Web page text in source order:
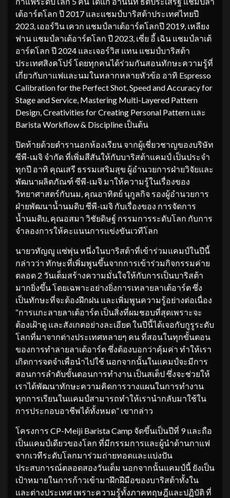
เต้อาร์ตโลก ปี 2017 และแชมป์บาริสต้าประเทศไทยปี
2023, เออร์วิน เควก แชมป์ลาเต้อาร์ตโลกปี 2019, เหลียง
ฟาน แชมป์ลาเต้อาร์ตโลก ปี 2023, เซี่ย อี้ เฉิน แชมป์ลาเต้
อาร์ตโลก ปี 2024 และเจอร์วิส แทน แชมป์บาริสต้า
ประเทศสิงคโปร์ โดยทุกคนได้ร่วมกันสอนทักษะความรู้ที่
เกี่ยวกับกาแฟและนมในหลากหลายหัวข้อ อาทิ Espresso
Calibration for the Perfect Shot, Speed and Accuracy for
Stage and Service, Mastering Multi-Layered Pattern
Design, Creativities for Creating Personal Pattern และ
Barista Workflow & Discipline เป็นต้น
ปิดท้ายด้วยตำรานอกห้องเรียน จากผู้เชี่ยวชาญของบริษัท
ซีพี-เมจิ จำกัด ที่เพิ่มสีสันให้กับบาริสต้าแคมป์ เป็นประจำ
ทุกปี อาทิ คุณเสรี ธรรมเสริมสุข ผู้อำนวยการฝ่ายวิจัยและ
พัฒนาผลิตภัณฑ์ ซีพี-เมจิ มาให้ความรู้ในเรื่องของ
วิทยาศาสตร์กับนม, คุณอาทิตย์ นุกูลกิจ รองผู้อำนวยการ
ฝ่ายพัฒนาน้ำนมดิบ ซีพี-เมจิ กับเรื่องของ การจัดการ
น้ำนมดิบ, คุณอสมา วิชัยดิษฐ์ กรรมการระดับโลก กับการ
จำลองการให้คะแนนการแข่งขันเวทีโลก
นายวทัญญู แซ่พุ่น หนึ่งในบาริสต้าที่เข้าร่วมแคมป์ในปีนี้
กล่าวว่า ทักษะที่เพิ่มพูนขึ้นจากการเข้าร่วมกิจกรรมค่าย
ตลอด 2 วันเต็มสร้างความมั่นใจให้กับการเป็นบาริสต้า
มากยิ่งขึ้น โดยเฉพาะอย่างยิ่งการเทลายลาเต้อาร์ต ซึ่ง
เป็นทักษะที่จะต้องฝึกฝน และเพิ่มพูนความรู้อย่างต่อเนื่อง
“การแกะลายลาเต้อาร์ต เป็นสิ่งที่ผมชอบที่สุดเพราะจะ
ต้องเฝ้าดู และสังเกตอย่างละเอียด ในปีนี้ได้เจอกับกูรูระดับ
โลกที่มาจากต่างประเทศหลายๆ คน ที่สอนในทุกขั้นตอน
ของการทำลายลาเต้อาร์ต ซึ่งต้องบอกว่าคุ้มค่า ทำให้เรา
เกิดการจดจำเพื่อนำไปใช้ นอกจากนั้นในแคมป์จะมีการ
สอนการลำดับขั้นตอนการทำงาน เป็นสเต็ป ซึ่งจะช่วยให้
เราได้พัฒนาทักษะความคิดการวางแผนในการทำงาน
ทุกการเรียนในแคมป์สามารถทำให้เรานำกลับมาใช้ใน
การประกอบอาชีพได้ทั้งหมด” เขากล่าว
โครงการ CP-Meiji Barista Camp จัดขึ้นเป็นปีที่ 9 และถือ
เป็นแคมป์เดียวของโลก ที่มีกรรมการและผู้นำด้านกาแฟ
จากเวทีระดับโลกมาร่วมถ่ายทอดและแบ่งปัน
ประสบการณ์ตลอดสองวันเต็ม นอกจากนั้นแคมป์นี้ ยังเป็น
เป้าหมายในการก้าวเข้ามาฝึกฝีมือของบาริสต้าทั้งใน
และต่างประเทศ เพราะความรู้ทั้งภาคทฤษฎีและปฏิบัติ ที่